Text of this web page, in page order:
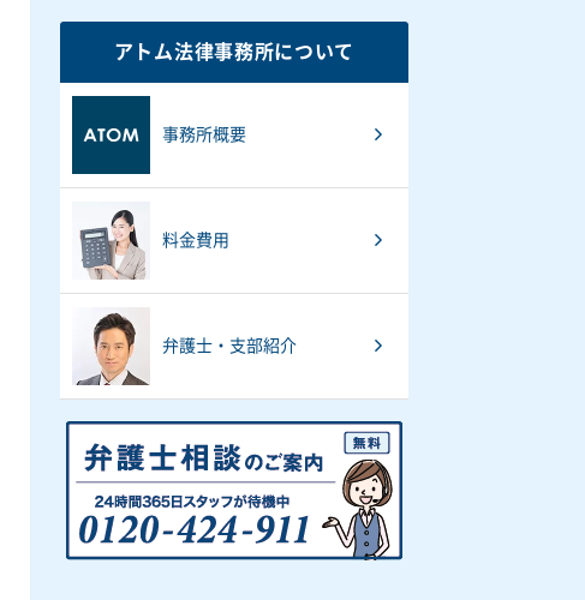
アトム法律事務所について
事務所概要
料金費用
弁護士・支部紹介